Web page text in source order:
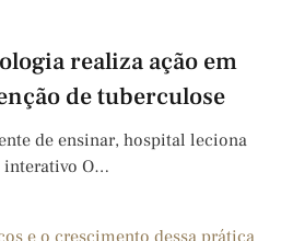
realiza ação em
de tuberculose
de ensinar, hospital leciona
interativo O…